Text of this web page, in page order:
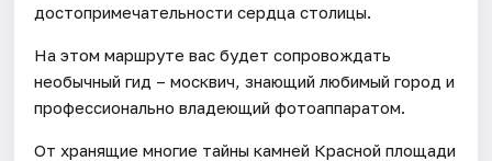
достопримечательности сердца столицы.
На этом маршруте вас будет сопровождать
необычный гид – москвич, знающий любимый город и
профессионально владеющий фотоаппаратом.
От хранящие многие тайны камней Красной площади